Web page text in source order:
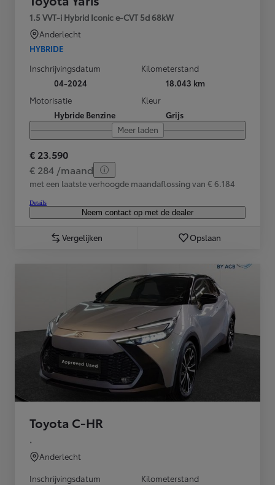
1.5 VVT-i Hybrid Iconic e-CVT 5d 68kW
Anderlecht
HYBRIDE
Inschrijvingsdatum
04-2024
Kilometerstand
18.043 km
Motorisatie
Hybride Benzine
Kleur
Grijs
Meer laden
€ 23.590
€ 284 /maand
met een laatste verhoogde maandaflossing van € 6.184
Details
Neem contact op met de dealer
Vergelijken Opslaan
Toyota C-HR
.
Anderlecht
Inschrijvingsdatum
Kilometerstand